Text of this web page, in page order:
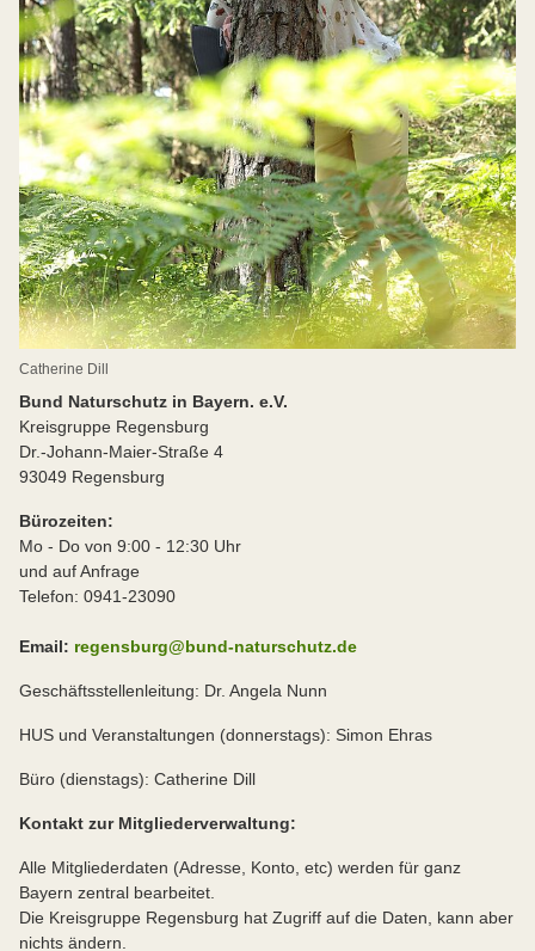
Catherine Dill
Bund Naturschutz in Bayern. e.V.
Kreisgruppe Regensburg
Dr.-Johann-Maier-Straße 4
93049 Regensburg
Bürozeiten:
Mo - Do von 9:00 - 12:30 Uhr
und auf Anfrage
Telefon: 0941-23090
Email: regensburg@bund-naturschutz.de
Geschäftsstellenleitung: Dr. Angela Nunn
HUS und Veranstaltungen (donnerstags): Simon Ehras
Büro (dienstags): Catherine Dill
Kontakt zur Mitgliederverwaltung:
Alle Mitgliederdaten (Adresse, Konto, etc) werden für ganz
Bayern zentral bearbeitet.
Die Kreisgruppe Regensburg hat Zugriff auf die Daten, kann aber
nichts ändern.